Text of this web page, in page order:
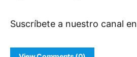
Suscríbete a nuestro canal en